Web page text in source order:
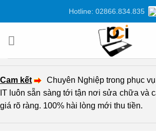
dung
Hotline: 02866.834.835
Cam kết
Chuyên Nghiệp trong phục
IT luôn sẵn sàng tới tận nơi sửa chữa và
giá rõ ràng. 100% hài lòng mới thu tiền.